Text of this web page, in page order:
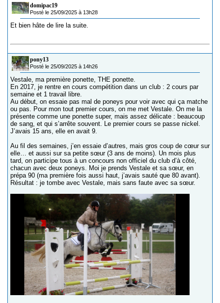
domipac19
Posté le 25/09/2025 à 13h28
Et bien hâte de lire la suite.
pony13
Posté le 25/09/2025 à 14h26
Vestale, ma première ponette, THE ponette.
En 2017, je rentre en cours compétition dans un club : 2 cours par
semaine et 1 travail libre.
Au début, on essaie pas mal de poneys pour voir avec qui ça matche
ou pas. Pour mon tout premier cours, on me met Vestale. On me la
présente comme une ponette super, mais assez délicate : beaucoup
de sang, et qui s’arrête souvent. Le premier cours se passe nickel.
J’avais 15 ans, elle en avait 9.
Au fil des semaines, j’en essaie d’autres, mais gros coup de cœur sur
elle… et aussi sur sa petite sœur (3 ans de moins). Un mois plus
tard, on participe tous à un concours non officiel du club d’à côté,
chacun avec deux poneys. Moi je prends Vestale et sa sœur, en
prépa 90 (ma première fois aussi haut, j’avais sauté que 80 avant).
Résultat : je tombe avec Vestale, mais sans faute avec sa sœur.